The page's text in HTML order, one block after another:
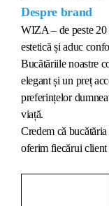
Despre brand
WIZA – de peste 20
estetică și aduc
Bucătăriile noastre
elegant și un preț
preferințelor
viață.
Credem că
oferim fiecărui client